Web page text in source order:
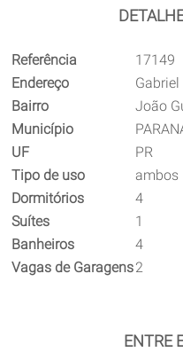
Referência
17149
Endereço
Gabriel
Bairro
João
Município
UF
PR
Tipo de uso
ambos
Dormitórios
4
Suítes
1
Banheiros
4
Vagas de Garagens2
ENTRE